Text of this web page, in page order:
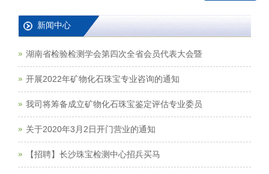
新闻中心
湖南省检验检测学会第四次全省会员代表大会暨
开展2022年矿物化石珠宝专业咨询的通知
我司将筹备成立矿物化石珠宝鉴定评估专业委员
关于2020年3月2日开门营业的通知
【招聘】长沙珠宝检测中心招兵买马